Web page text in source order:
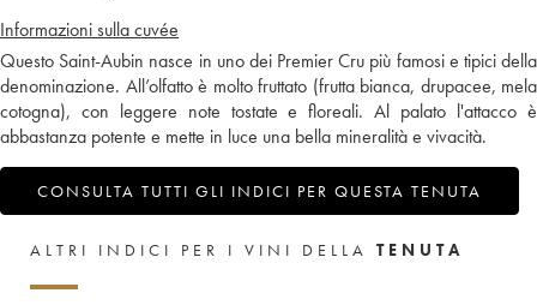
Informazioni sulla cuvée
Questo Saint-Aubin nasce in uno dei Premier Cru più famosi e tipici della
denominazione. All’olfatto è molto fruttato (frutta bianca, drupacee, mela
cotogna), con leggere note tostate e floreali. Al palato l'attacco è
abbastanza potente e mette in luce una bella mineralità e vivacità.
CONSULTA TUTTI GLI INDICI PER QUESTA TENUTA
ALTRI INDICI PER I VINI DELLA TENUTA